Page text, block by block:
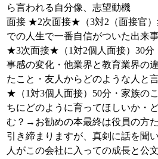
ら言われる自分像、志望動機
面接 ★2次面接★（3対2（面接官）
での人生で一番自信がついた出来
★3次面接★（1対2個人面接）30分
事感の変化・他業界と教育業界の
たこと・友人からどのような人と
★（1対3個人面接）50分・家族の
ちにどのように育ってほしいか・
む？→お勧めの本最終は役員の方
引き締まりますが、真剣に話を聞
人がこの会社に入っての成長と公